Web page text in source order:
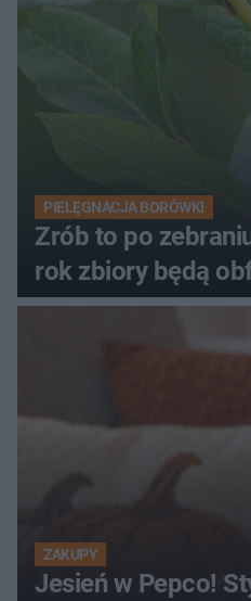
PIELĘGNACJA BORÓWKI
Zrób to po
rok zbiory będą
ZAKUPY
Jesień w Pepco!